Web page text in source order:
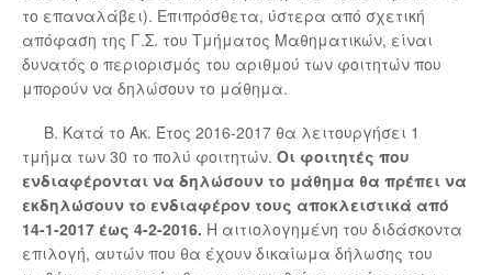
το επαναλάβει). Επιπρόσθετα, ύστερα από σχετική
απόφαση της Γ.Σ. του Τμήματος Μαθηματικών, είναι
δυνατός ο περιορισμός του αριθμού των φοιτητών που
μπορούν να δηλώσουν το μάθημα.
Β. Κατά το Ακ. Έτος 2016-2017 θα λειτουργήσει 1
τμήμα των 30 το πολύ φοιτητών. Οι φοιτητές που
ενδιαφέρονται να δηλώσουν το μάθημα θα πρέπει να
εκδηλώσουν το ενδιαφέρον τους αποκλειστικά από
14-1-2017 έως 4-2-2016. Η αιτιολογημένη του διδάσκοντα
επιλογή, αυτών που θα έχουν δικαίωμα δήλωσης του